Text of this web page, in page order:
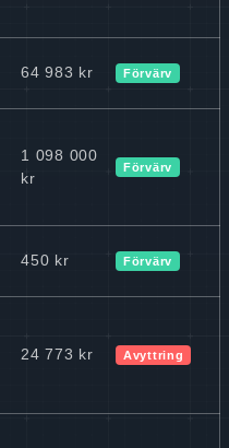
64 983 kr Förvärv
1 098 000
kr
Förvärv
450 kr Förvärv
24 773 kr Avyttring